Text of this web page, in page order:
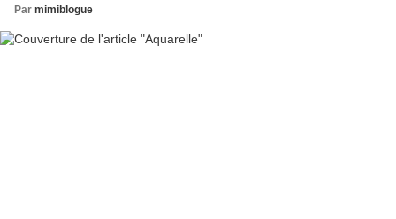
Par mimiblogue